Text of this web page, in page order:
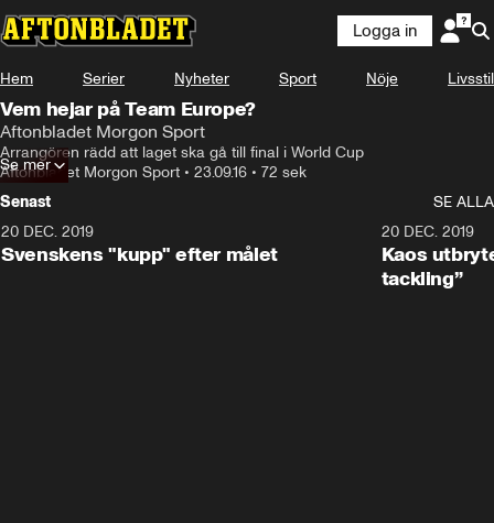
Logga in
Hem Serier Nyheter Sport Nöje Livsstil
Vem hejar på Team Europe?
Aftonbladet Morgon Sport
Arrangören rädd att laget ska gå till final i World Cup
Aftonbladet Morgon Sport • 23.09.16 • 72 sek
Se mer
Senast
SE ALLA
20 DEC. 2019
Svenskens "kupp" efter målet
20 DEC. 2019
Kaos
tackling”